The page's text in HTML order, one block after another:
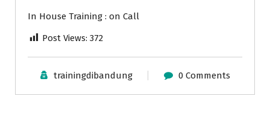
In House Training : on Call
Post Views: 372
trainingdibandung 0 Comments